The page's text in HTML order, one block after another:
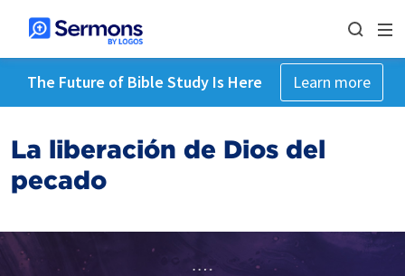
The Future of Bible Study Is Here Learn more
La liberación de Dios del
pecado